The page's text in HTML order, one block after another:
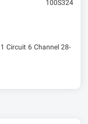
100S324
Circuit 6 Channel 28-